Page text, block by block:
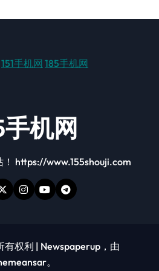
151手机网 185手机网
手机网
https://www.155shouji.com
有权利 | Newspaperup ，由
。